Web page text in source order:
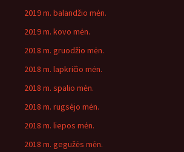
2019 m. balandžio mėn.
2019 m. kovo mėn.
2018 m. gruodžio mėn.
2018 m. lapkričio mėn.
2018 m. spalio mėn.
2018 m. rugsėjo mėn.
2018 m. liepos mėn.
2018 m. gegužės mėn.